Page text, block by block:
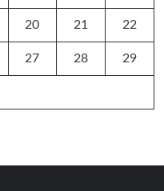
20 21 22
27 28 29